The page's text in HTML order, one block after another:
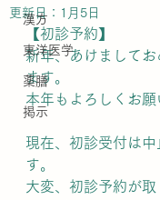
漢方
東洋医学
薬膳
掲示
更新日： 1月5日
【初診予約】
新年、あけまして
ます。
本年もよろしくお願
現在、初診受付は中
す。
大変、初診予約が